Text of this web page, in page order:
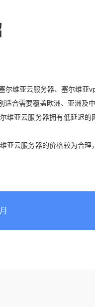
尔维亚云服务器、塞尔维亚
合需要覆盖欧洲、亚洲及中
维亚云服务器拥有低延迟
亚云服务器的价格较为合